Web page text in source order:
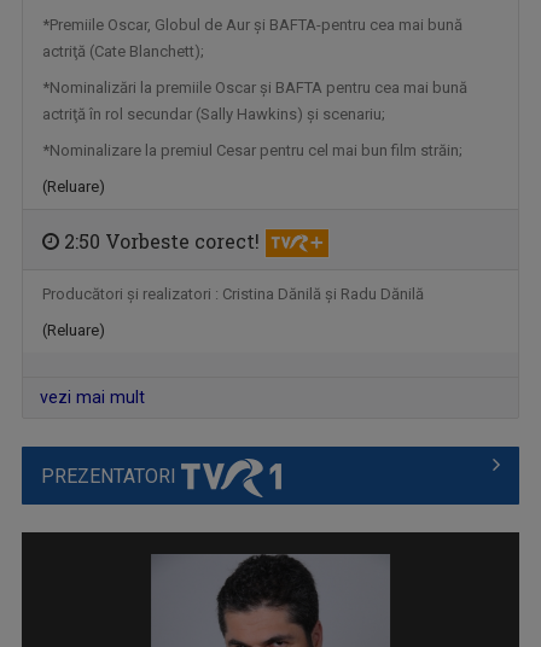
VORBEŞTE CORECT!
Află ce s-a întâmplat relevant pentru viaţa ...
*Premiile Oscar, Globul de Aur şi BAFTA-pentru cea mai bună
actriţă (Cate Blanchett);
*Nominalizări la premiile Oscar şi BAFTA pentru cea mai bună
actriţă în rol secundar (Sally Hawkins) şi scenariu;
*Nominalizare la premiul Cesar pentru cel mai bun film străin;
(Reluare)
2:50 Vorbeste corect!
Producători şi realizatori : Cristina Dănilă şi Radu Dănilă
(Reluare)
vezi mai mult
PREZENTATORI